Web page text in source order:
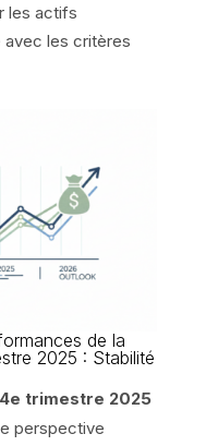
les actifs
avec les critères
de la
2025 : Stabilité
4e trimestre 2025
perspective